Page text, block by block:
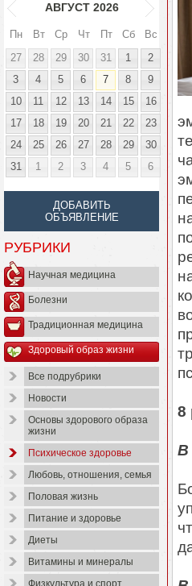
АВГУСТ 2026
Пн Вт Ср Чт Пт Сб
Вс
27
28 29 30 31 1
2
3
4 5 6 7 8
9
10
11 12 13 14 15
16
17
18 19 20 21 22
23
24
25 26 27 28 29
30
31
1 2 3 4 5 6
ДОБАВИТЬ
ОБЪЯВЛЕНИЕ
РУБРИКИ
Научная медицина
Болезни
Традиционная медицина
Здоровый образ жизни
Все подрубрики
Новости
Основы здорового образа
жизни
Психическое здоровье
Любовь, отношения, семья
Половая жизнь
Питание и здоровье
Диеты
Витамины и минералы
Физкультура и спорт
8
В